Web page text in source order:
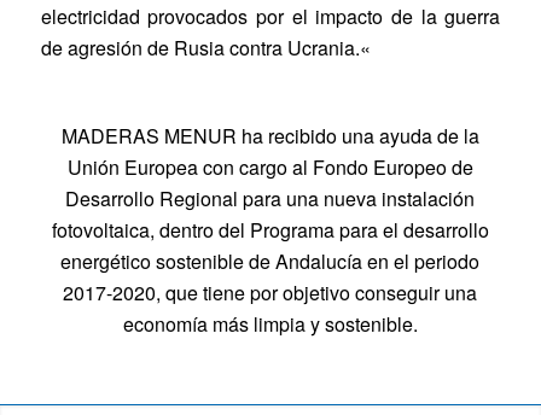
electricidad provocados por el impacto de la guerra
de agresión de Rusia contra Ucrania.«
MADERAS MENUR ha recibido una ayuda de la
Unión Europea con cargo al Fondo Europeo de
Desarrollo Regional para una nueva instalación
fotovoltaica, dentro del Programa para el desarrollo
energético sostenible de Andalucía en el periodo
2017-2020, que tiene por objetivo conseguir una
economía más limpia y sostenible.